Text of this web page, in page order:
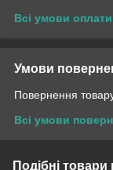
Всі умови оплати
Умови
Повернення
Всі умови
Подібні товари